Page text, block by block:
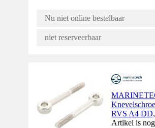
Nu niet online bestelbaar
niet reserveerbaar
RVS A4
Artikel is